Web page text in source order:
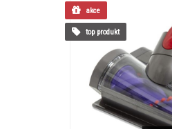
akce
top produkt